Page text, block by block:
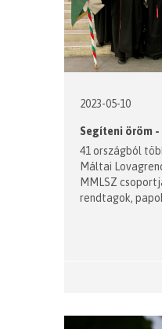
2023-05-10
Segíteni öröm -
41 országból
Máltai
MMLSZ
rendtagok,